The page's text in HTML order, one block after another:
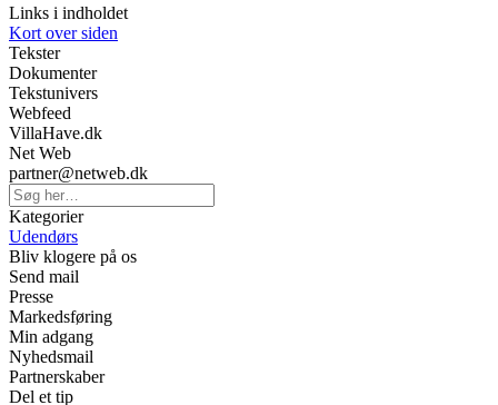
Links i indholdet
Kort over siden
Tekster
Dokumenter
Tekstunivers
Webfeed
VillaHave.dk
Net Web
partner@netweb.dk
Kategorier
Udendørs
Bliv klogere på os
Send mail
Presse
Markedsføring
Min adgang
Nyhedsmail
Partnerskaber
Del et tip